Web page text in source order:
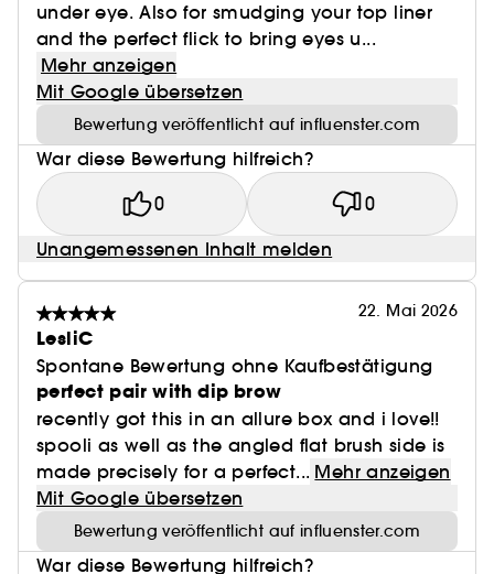
under eye. Also for smudging your top liner
and the perfect flick to bring eyes u...
Mehr anzeigen
Mit Google übersetzen
Bewertung veröffentlicht auf influenster.com
War diese Bewertung hilfreich?
0 0
Unangemessenen Inhalt melden
22. Mai 2026
LesliC
Spontane Bewertung ohne Kaufbestätigung
perfect pair with dip brow
recently got this in an allure box and i love!!
spooli as well as the angled flat brush side is
made precisely for a perfect... Mehr anzeigen
Mit Google übersetzen
Bewertung veröffentlicht auf influenster.com
War diese Bewertung hilfreich?